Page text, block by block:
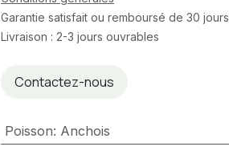
Garantie satisfait ou remboursé de 30 jours
Livraison : 2-3 jours ouvrables
Contactez-nous
Poisson: Anchois